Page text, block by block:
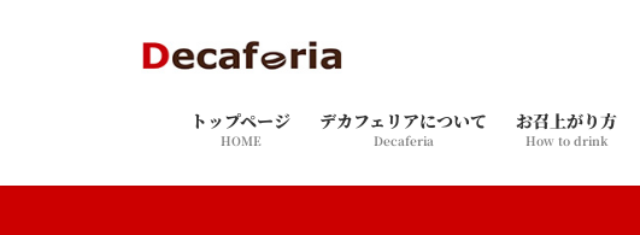
ス
ン
トップページ
HOME
デカフェリアについて
Decaferia
お召上がり方
How to drink